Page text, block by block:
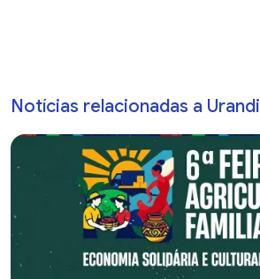
Notícias relacionadas a Urandi